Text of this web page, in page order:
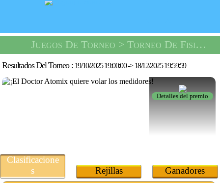
Juegos De Torneo > Torneo De Fisión Atómica -
Resultados Del Torneo : 19/10/2025 19:00:00->18/12/2025 19:59:59
Detalles del premio
Clasificacione
s
Rejillas Ganadores